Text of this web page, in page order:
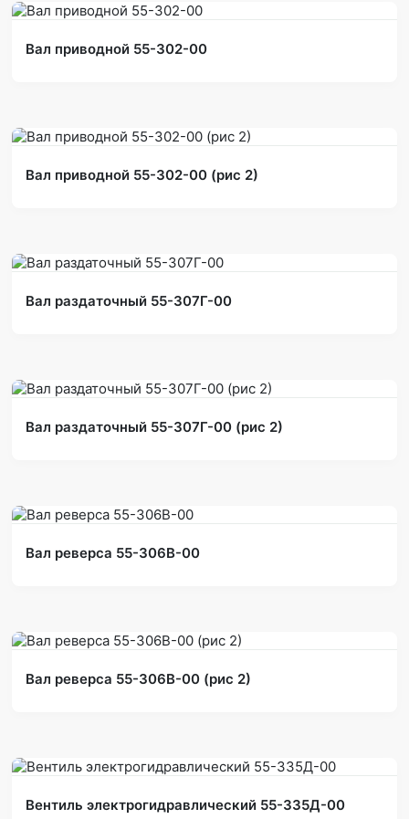
Вал приводной 55-302-00
Вал приводной 55-302-00 (рис 2)
Вал раздаточный 55-307Г-00
Вал раздаточный 55-307Г-00 (рис 2)
Вал реверса 55-306В-00
Вал реверса 55-306В-00 (рис 2)
Вентиль электрогидравлический 55-335Д-00